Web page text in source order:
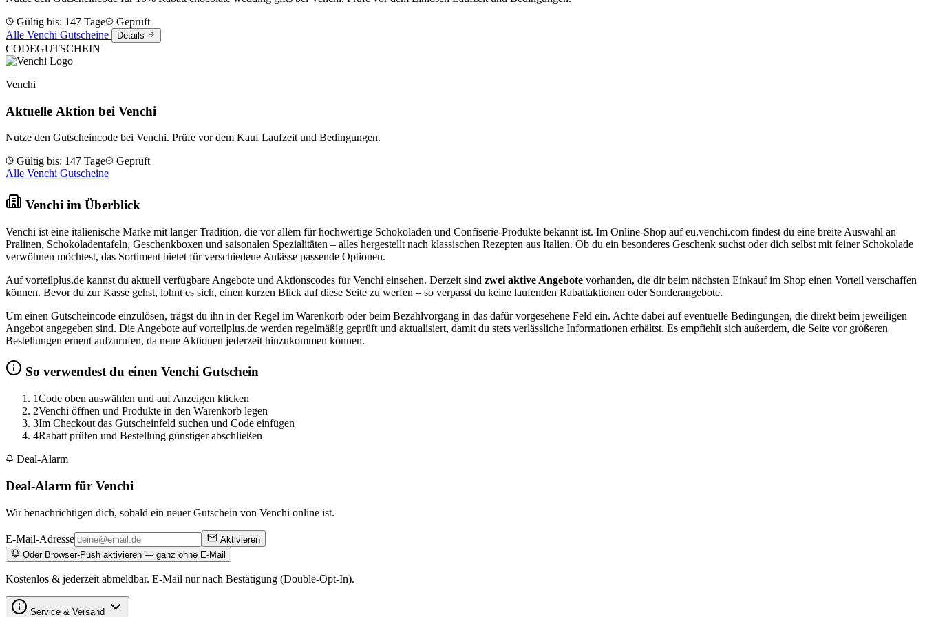
Gültig bis: 147 Tage
Geprüft
Alle Venchi Gutscheine
Details
CODEGUTSCHEIN
Venchi
Aktuelle Aktion bei Venchi
Nutze den Gutscheincode bei Venchi. Prüfe vor dem Kauf Laufzeit und Bedingungen.
Gültig bis: 147 Tage
Geprüft
Alle Venchi Gutscheine
Venchi im Überblick
Venchi ist eine italienische Marke mit langer Tradition, die vor allem für hochwertige Schokoladen und Confiserie-Produkte bekannt ist. Im Online-Shop auf eu.venchi.com findest du eine breite Auswahl an
Pralinen, Schokoladentafeln, Geschenkboxen und saisonalen Spezialitäten – alles hergestellt nach klassischen Rezepten aus Italien. Ob du ein besonderes Geschenk suchst oder dich selbst mit feiner Schokolade
verwöhnen möchtest, das Sortiment bietet für verschiedene Anlässe passende Optionen.
Auf vorteilplus.de kannst du aktuell verfügbare Angebote und Aktionscodes für Venchi einsehen. Derzeit sind zwei aktive Angebote vorhanden, die dir beim nächsten Einkauf im Shop einen Vorteil verschaffen
können. Bevor du zur Kasse gehst, lohnt es sich, einen kurzen Blick auf diese Seite zu werfen – so verpasst du keine laufenden Rabattaktionen oder Sonderangebote.
Um einen Gutscheincode einzulösen, trägst du ihn in der Regel im Warenkorb oder beim Bezahlvorgang in das dafür vorgesehene Feld ein. Achte dabei auf eventuelle Bedingungen, die direkt beim jeweiligen
Angebot angegeben sind. Die Angebote auf vorteilplus.de werden regelmäßig geprüft und aktualisiert, damit du stets verlässliche Informationen erhältst. Es empfiehlt sich außerdem, die Seite vor größeren
Bestellungen erneut aufzurufen, da neue Aktionen jederzeit hinzukommen können.
So verwendest du einen Venchi Gutschein
1Code oben auswählen und auf Anzeigen klicken
2Venchi öffnen und Produkte in den Warenkorb legen
3Im Checkout das Gutscheinfeld suchen und Code einfügen
4Rabatt prüfen und Bestellung günstiger abschließen
Deal-Alarm
Deal-Alarm für Venchi
Wir benachrichtigen dich, sobald ein neuer Gutschein von Venchi online ist.
E-Mail-Adresse
Aktivieren
Oder Browser-Push aktivieren — ganz ohne E-Mail
Kostenlos & jederzeit abmeldbar. E-Mail nur nach Bestätigung (Double-Opt-In).
Service & Versand